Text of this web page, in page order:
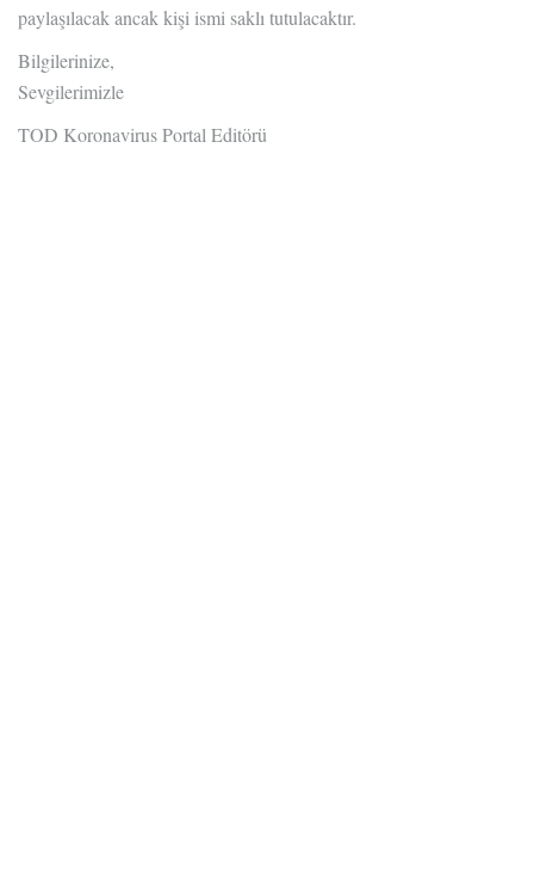
paylaşılacak ancak kişi ismi saklı tutulacaktır.
Bilgilerinize,
Sevgilerimizle
TOD Koronavirus Portal Editörü